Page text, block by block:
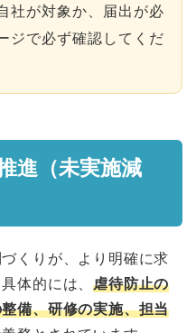
社が対象か、届出が必
ジで必ず確認してくだ
進（未実施減
くりが、より明確に求
体的には、虐待防止の
備、研修の実施、担当